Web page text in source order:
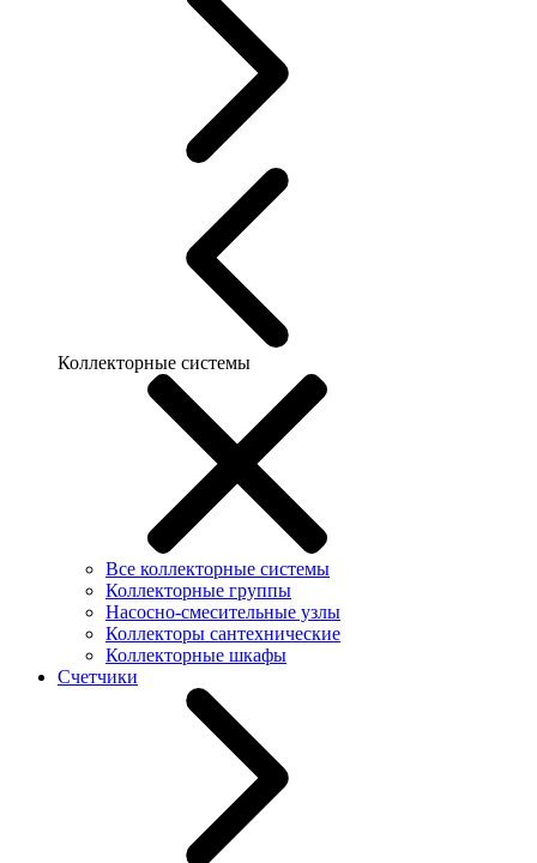
Коллекторные системы
Все коллекторные системы
Коллекторные группы
Насосно-смесительные узлы
Коллекторы сантехнические
Коллекторные шкафы
Счетчики